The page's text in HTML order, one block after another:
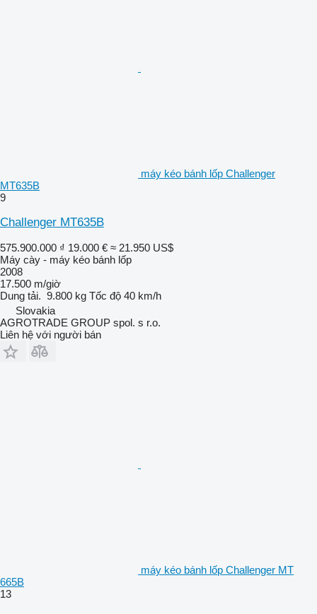
máy kéo bánh lốp Challenger
MT635B
9
Challenger MT635B
575.900.000 ₫ 19.000 € ≈ 21.950 US$
Máy cày - máy kéo bánh lốp
2008
17.500 m/giờ
Dung tải. 9.800 kg Tốc độ 40 km/h
Slovakia
AGROTRADE GROUP spol. s r.o.
Liên hệ với người bán
máy kéo bánh lốp Challenger MT
665B
13